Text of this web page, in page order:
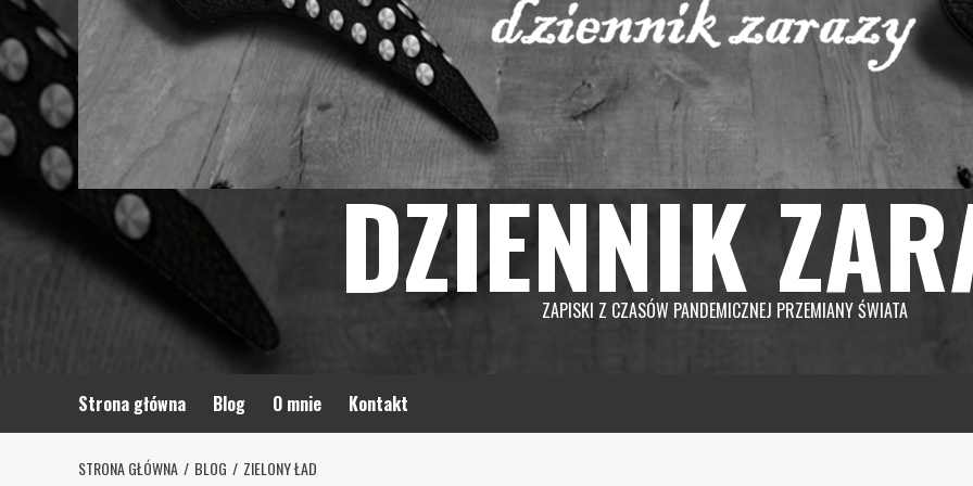
DZIENNIK
ZAPISKI Z CZASÓW PANDEMICZNEJ PRZEMIANY ŚWIATA
Strona główna Blog O mnie Kontakt
STRONA GŁÓWNA BLOG ZIELONY ŁAD